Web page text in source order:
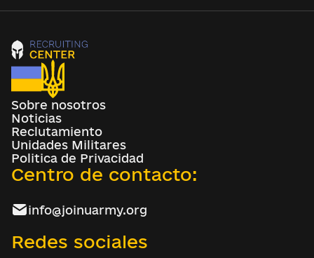
Sobre nosotros
Noticias
Reclutamiento
Unidades Militares
Politica de Privacidad
Centro de contacto:
info@joinuarmy.org
Redes sociales